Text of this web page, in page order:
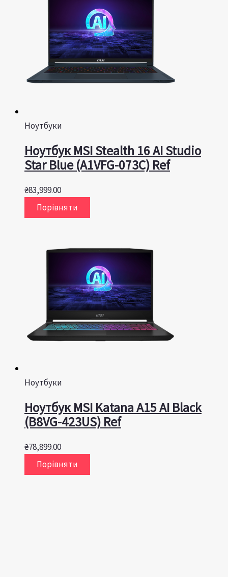
Ноутбуки
Ноутбук MSI Stealth 16 AI Studio
Star Blue (A1VFG-073C) Ref
₴83,999.00
Порівняти
Ноутбуки
Ноутбук MSI Katana A15 AI Black
(B8VG-423US) Ref
₴78,899.00
Порівняти